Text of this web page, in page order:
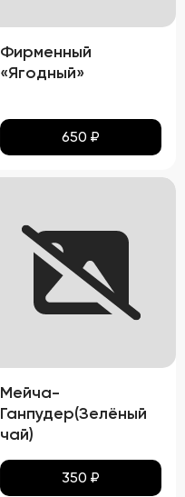
Фирменный
«Ягодный»
650 ₽
Мейча-
Ганпудер(Зелёный
чай)
350 ₽